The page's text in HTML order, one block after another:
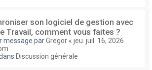
son logiciel de gestion avec
Travail, comment vous faites ?
message parGregor « jeu. juil. 16, 2026
Discussion générale